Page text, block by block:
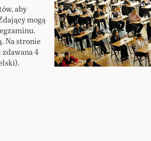
aby
mogą
Na stronie
4